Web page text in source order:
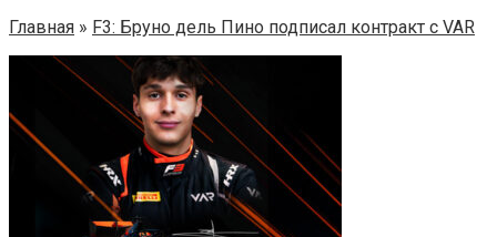
Главная » F3: Бруно дель Пино подписал контракт с VAR